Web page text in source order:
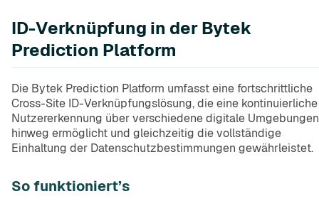
ID-Verknüpfung in der Bytek
Prediction Platform
Die Bytek Prediction Platform umfasst eine fortschrittliche
Cross-Site ID-Verknüpfungslösung, die eine kontinuierliche
Nutzererkennung über verschiedene digitale Umgebungen
hinweg ermöglicht und gleichzeitig die vollständige
Einhaltung der Datenschutzbestimmungen gewährleistet.
So funktioniert’s